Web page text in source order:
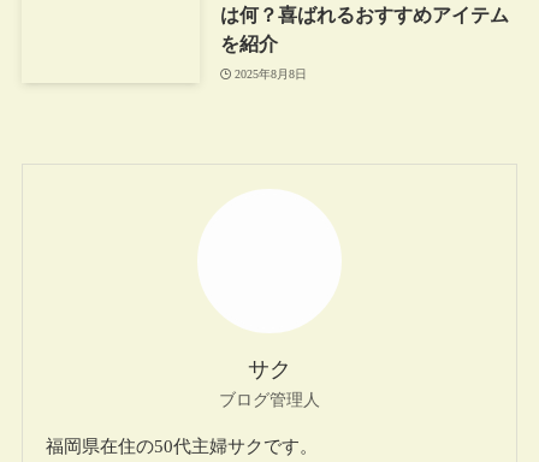
は何？喜ばれるおすすめアイテム
を紹介
2025年8月8日
サク
ブログ管理人
福岡県在住の50代主婦サクです。